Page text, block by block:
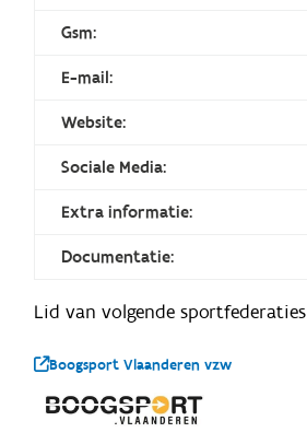
Gsm:
E-mail:
Website:
Sociale Media:
Extra informatie:
Documentatie:
Lid van volgende sportfederaties
Boogsport Vlaanderen vzw